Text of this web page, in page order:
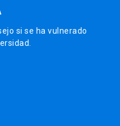
si se ha vulnerado